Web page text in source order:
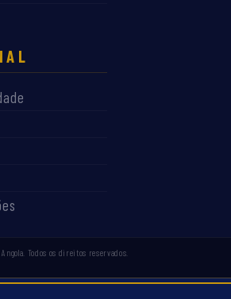
Todos os direitos reservados.